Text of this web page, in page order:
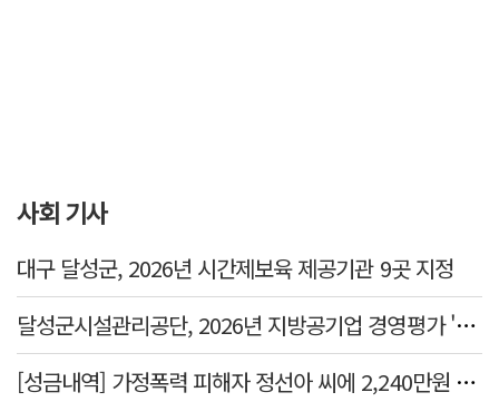
사회 기사
대구 달성군, 2026년 시간제보육 제공기관 9곳 지정
달성군시설관리공단, 2026년 지방공기업 경영평가 '가등급' 최우수 달성
[성금내역] 가정폭력 피해자 정선아 씨에 2,240만원 전달